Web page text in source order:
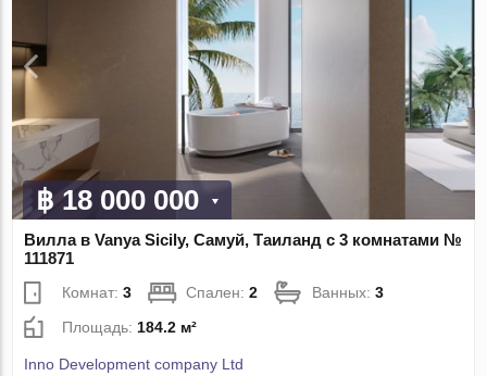
฿ 18 000 000
Вилла в Vanya Sicily, Самуй, Таиланд с 3 комнатами №
111871
Комнат:3 Спален:2 Ванных:3
Площадь: 184.2 м²
Inno Development company Ltd